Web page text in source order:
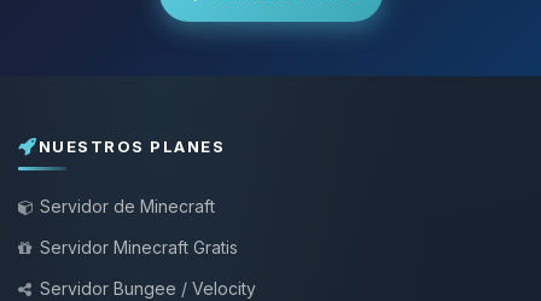
NUESTROS PLANES
Servidor de Minecraft
Servidor Minecraft Gratis
Servidor Bungee / Velocity